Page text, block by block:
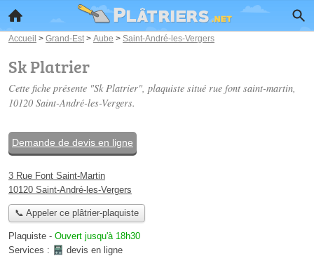
Accueil > Grand-Est > Aube > Saint-André-les-Vergers
Sk Platrier
Cette fiche présente "Sk Platrier", plaquiste situé rue font saint-martin,
10120 Saint-André-les-Vergers.
Demande de devis en ligne
3 Rue Font Saint-Martin
10120 Saint-André-les-Vergers
📞 Appeler ce plâtrier-plaquiste
Plaquiste - Ouvert jusqu'à 18h30
Services :
devis en ligne